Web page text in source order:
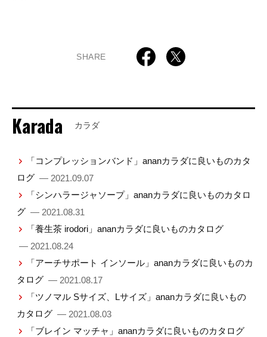
SHARE
Karada カラダ
「コンプレッションバンド」ananカラダに良いものカタ
ログ — 2021.09.07
「シンハラージャソープ」ananカラダに良いものカタロ
グ — 2021.08.31
「養生茶 irodori」ananカラダに良いものカタログ
— 2021.08.24
「アーチサポート インソール」ananカラダに良いものカ
タログ — 2021.08.17
「ツノマル Sサイズ、Lサイズ」ananカラダに良いもの
カタログ — 2021.08.03
「ブレイン マッチャ」ananカラダに良いものカタログ